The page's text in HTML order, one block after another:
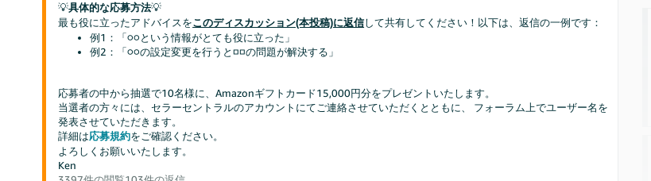
💡具体的な応募方法💡
最も役に立ったアドバイスをこのディスカッション(本投稿)に返信して共有してください！以下は、返信の一例です：
例1：「○○という情報がとても役に立った」
例2：「○○の設定変更を行うと□□の問題が解決する」
応募者の中から抽選で10名様に、Amazonギフトカード15,000円分をプレゼントいたします。
当選者の方々には、セラーセントラルのアカウントにてご連絡させていただくとともに、 フォーラム上でユーザー名を
発表させていただきます。
詳細は応募規約をご確認ください。
よろしくお願いいたします。
Ken